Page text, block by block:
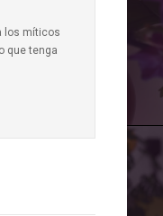
los míticos
que tenga